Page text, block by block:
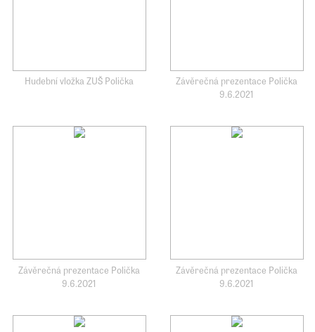
Hudební vložka ZUŠ Polička
Závěrečná prezentace Polička
9.6.2021
Závěrečná prezentace Polička
9.6.2021
Závěrečná prezentace Polička
9.6.2021